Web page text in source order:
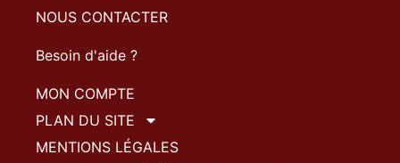
NOUS CONTACTER
Besoin d'aide ?
MON COMPTE
PLAN DU SITE
MENTIONS LÉGALES